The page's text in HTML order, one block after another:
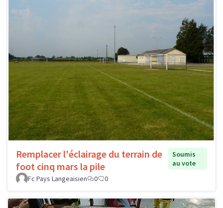
Remplacer l'éclairage du terrain de
foot cinq mars la pile
Soumis
au vote
Fc Pays Langeaisien
0 0